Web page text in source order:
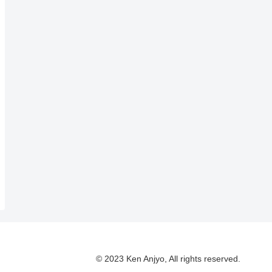
© 2023 Ken Anjyo, All rights reserved.